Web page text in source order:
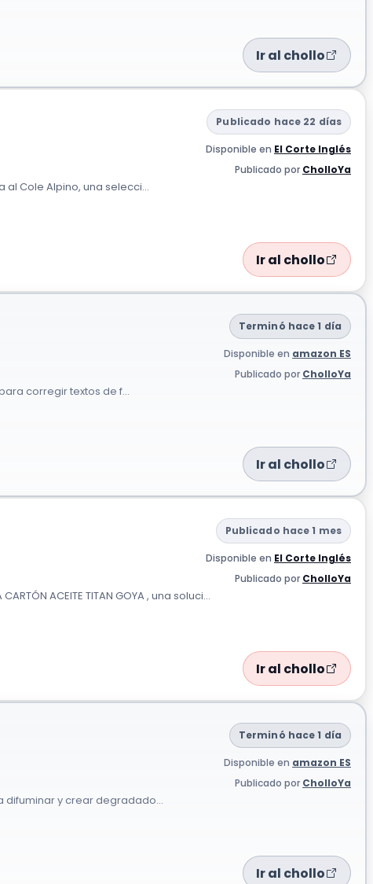
Ir al chollo
Publicado hace 22 días
Disponible en El Corte Inglés
Publicado por CholloYa
al Cole Alpino, una selecci...
Ir al chollo
Terminó hace 1 día
Disponible en amazon ES
Publicado por CholloYa
corregir textos de f...
Ir al chollo
Publicado hace 1 mes
Disponible en El Corte Inglés
Publicado por CholloYa
ACEITE TITAN GOYA , una soluci...
Ir al chollo
Terminó hace 1 día
Disponible en amazon ES
Publicado por CholloYa
difuminar y crear degradado...
Ir al chollo